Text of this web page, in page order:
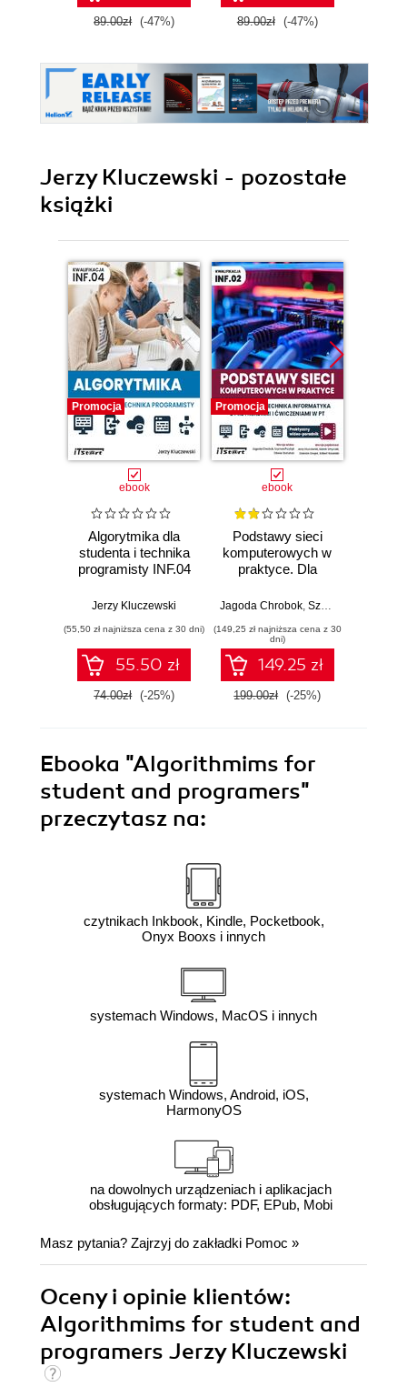
projektowania
oprogramowania,
Wydanie II
89.00zł (-47%) 89.00zł (-47%)
Jerzy Kluczewski - pozostałe
książki
Promocja
ebook
Algorytmika dla
studenta i technika
programisty INF.04
Jerzy Kluczewski
(55,50 zł najniższa cena z 30 dni)
55.50 zł
74.00zł (-25%)
Promocja
ebook
Podstawy sieci
komputerowych w
praktyce. Dla
informatyka z
ćwiczeniami w PT.
Praktyczny
videoporadnik
Jagoda Chrobok, Szymon Przybył
(149,25 zł najniższa cena z 30
dni)
149.25 zł
199.00zł (-25%)
Ebooka "Algorithmims for
student and programers"
przeczytasz na:
czytnikach Inkbook, Kindle, Pocketbook,
Onyx Booxs i innych
systemach Windows, MacOS i innych
systemach Windows, Android, iOS,
HarmonyOS
na dowolnych urządzeniach i aplikacjach
obsługujących formaty: PDF, EPub, Mobi
Masz pytania? Zajrzyj do zakładki Pomoc »
Oceny i opinie klientów:
Algorithmims for student and
programers Jerzy Kluczewski